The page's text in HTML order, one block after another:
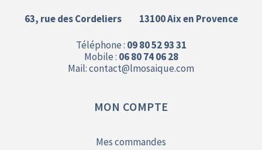
63, rue des Cordeliers 13100 Aix en Provence
Téléphone : 09 80 52 93 31
Mobile : 06 80 74 06 28
Mail: contact@lmosaique.com
MON COMPTE
Mes commandes